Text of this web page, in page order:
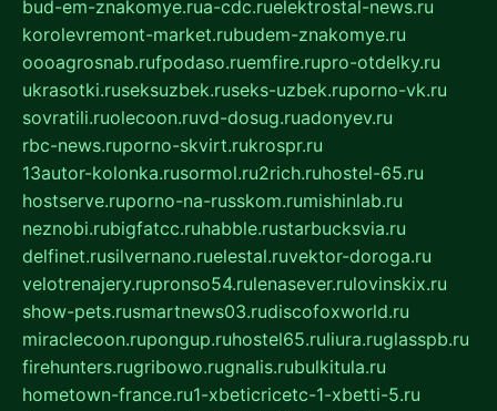
bud-em-znakomye.rua-cdc.ruelektrostal-news.ru
korolevremont-market.rubudem-znakomye.ru
oooagrosnab.rufpodaso.ruemfire.rupro-otdelky.ru
ukrasotki.ruseksuzbek.ruseks-uzbek.ruporno-vk.ru
sovratili.ruolecoon.ruvd-dosug.ruadonyev.ru
rbc-news.ruporno-skvirt.rukrospr.ru
13autor-kolonka.rusormol.ru2rich.ruhostel-65.ru
hostserve.ruporno-na-russkom.rumishinlab.ru
neznobi.rubigfatcc.ruhabble.rustarbucksvia.ru
delfinet.rusilvernano.ruelestal.ruvektor-doroga.ru
velotrenajery.rupronso54.rulenasever.rulovinskix.ru
show-pets.rusmartnews03.rudiscofoxworld.ru
miraclecoon.rupongup.ruhostel65.ruliura.ruglasspb.ru
firehunters.rugribowo.rugnalis.rubulkitula.ru
hometown-france.ru1-xbeticricetc-1-xbetti-5.ru